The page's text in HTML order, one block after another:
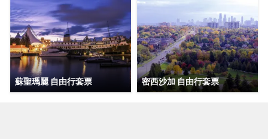
蘇聖瑪麗 自由行套票 密西沙加 自由行套票